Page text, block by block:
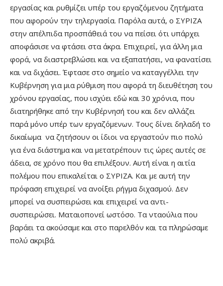
εργασίας και ρυθμίζει υπέρ του εργαζόμενου ζητήματα
που αφορούν την τηλεργασία. Παρόλα αυτά, ο ΣΥΡΙΖΑ
στην απέλπιδα προσπάθειά του να πείσει ότι υπάρχει
αποφάσισε να φτάσει στα άκρα. Επιχειρεί, για άλλη μια
φορά, να διαστρεβλώσει και να εξαπατήσει, να φανατίσει
και να διχάσει. Έφτασε στο σημείο να καταγγέλλει την
Κυβέρνηση για μια ρύθμιση που αφορά τη διευθέτηση του
χρόνου εργασίας, που ισχύει εδώ και 30 χρόνια, που
διατηρήθηκε από την Κυβέρνησή του και δεν αλλάζει
παρά μόνο υπέρ των εργαζόμενων. Τους δίνει δηλαδή το
δικαίωμα να ζητήσουν οι ίδιοι να εργαστούν πιο πολύ
για ένα διάστημα και να μετατρέπουν τις ώρες αυτές σε
άδεια, σε χρόνο που θα επιλέξουν. Αυτή είναι η αιτία
πολέμου που επικαλείται ο ΣΥΡΙΖΑ. Και με αυτή την
πρόφαση επιχειρεί να ανοίξει ρήγμα διχασμού. Δεν
μπορεί να συσπειρώσει και επιχειρεί να αντι-
συσπειρώσει. Ματαιοπονεί ωστόσο. Τα νταούλια που
βαράει τα ακούσαμε και στο παρελθόν και τα πληρώσαμε
πολύ ακριβά.